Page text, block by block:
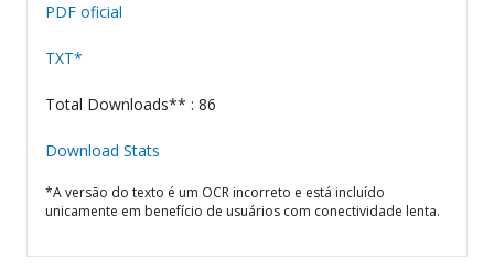
PDF oficial
TXT*
Total Downloads** : 86
Download Stats
*A versão do texto é um OCR incorreto e está incluído
unicamente em benefício de usuários com conectividade lenta.